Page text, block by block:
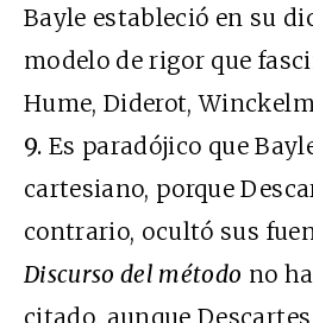
Bayle estableció en su
modelo de rigor que
Hume, Diderot,
9. Es paradójico que
cartesiano, porque
contrario, ocultó sus
Discurso del método no
citado, aunque